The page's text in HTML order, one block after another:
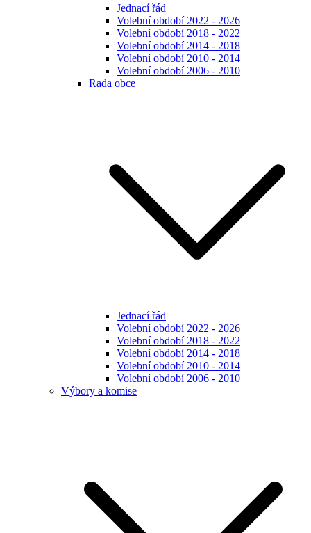
Jednací řád
Volební období 2022 - 2026
Volební období 2018 - 2022
Volební období 2014 - 2018
Volební období 2010 - 2014
Volební období 2006 - 2010
Rada obce
Jednací řád
Volební období 2022 - 2026
Volební období 2018 - 2022
Volební období 2014 - 2018
Volební období 2010 - 2014
Volební období 2006 - 2010
Výbory a komise